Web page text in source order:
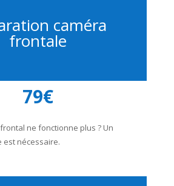
caméra
frontale
79€
ne fonctionne plus ? Un
est nécessaire.